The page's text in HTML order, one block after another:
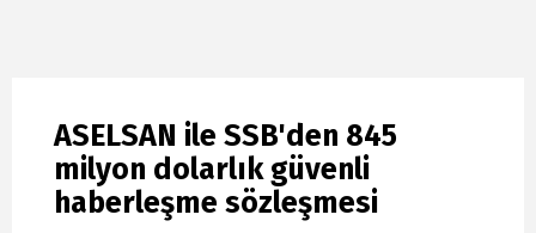
ASELSAN ile SSB'den 845
milyon dolarlık güvenli
haberleşme sözleşmesi